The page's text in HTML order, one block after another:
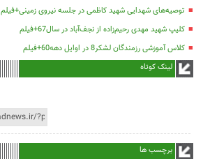
توصیه‌های شهدایی شهید کاظمی در جلسه نیروی زمینی+فیلم
کلیپ شهید مهدی رحیم‌زاده از نجف‌آباد در سال67+فیلم
کلاس آموزشی رزمندگان لشکر8 در اوایل دهه60+فیلم
لینک کوتاه
برچسب ها